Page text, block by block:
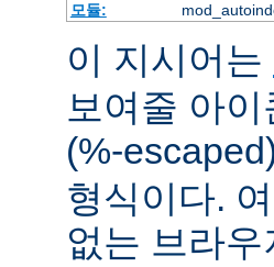
모듈:
이 지시어는
보여줄 아
(%-
형식이다.
없는 브라